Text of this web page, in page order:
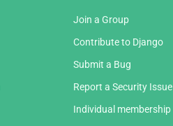
Join a Group
Contribute to Django
Submit a Bug
Report a Security Issue
Individual membership